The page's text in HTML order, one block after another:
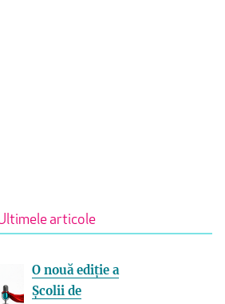
articole
O nouă ediție a
Școlii de